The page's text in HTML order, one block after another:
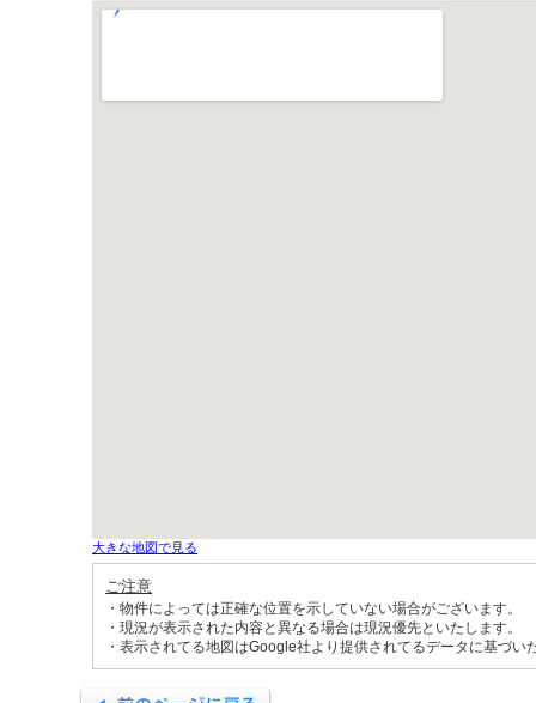
大きな地図で見る
ご注意
・物件によっては正確な位置を示していない場合がございます。
・現況が表示された内容と異なる場合は現況優先といたします。
・表示されてる地図はGoogle社より提供されてるデータに基づ